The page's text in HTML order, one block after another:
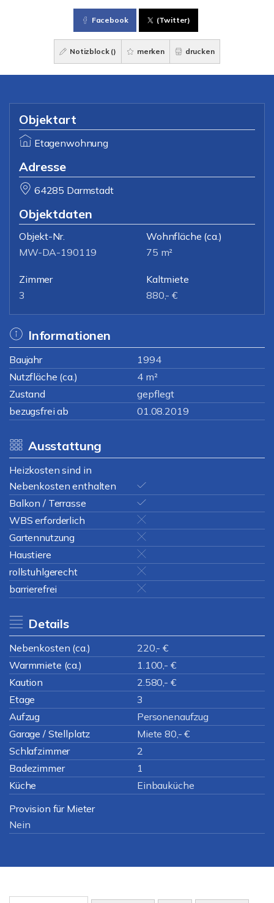
Facebook (Twitter)
Notizblock () merken drucken
Objektart
Etagenwohnung
Adresse
64285 Darmstadt
Objektdaten
Objekt-Nr.
MW-DA-190119
Wohnfläche (ca.)
75 m²
Zimmer
3
Kaltmiete
880,- €
Informationen
Baujahr
1994
Nutzfläche (ca.)
4 m²
Zustand
gepflegt
bezugsfrei ab
01.08.2019
Ausstattung
Heizkosten sind in
Nebenkosten enthalten
Balkon / Terrasse
WBS erforderlich
Gartennutzung
Haustiere
rollstuhlgerecht
barrierefrei
Details
Nebenkosten (ca.)
220,- €
Warmmiete (ca.)
1.100,- €
Kaution
2.580,- €
Etage
3
Aufzug
Personenaufzug
Garage / Stellplatz
Miete 80,- €
Schlafzimmer
2
Badezimmer
1
Küche
Einbauküche
Provision für Mieter
Nein